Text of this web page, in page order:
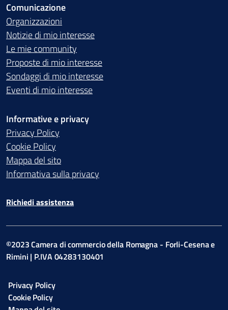
Comunicazione
Organizzazioni
Notizie di mio interesse
Le mie community
Proposte di mio interesse
Sondaggi di mio interesse
Eventi di mio interesse
Informative e privacy
Privacy Policy
Cookie Policy
Mappa del sito
Informativa sulla privacy
Richiedi assistenza
©2023 Camera di commercio della Romagna - Forli-Cesena e
Rimini | P.IVA 04283130401
Privacy Policy
Cookie Policy